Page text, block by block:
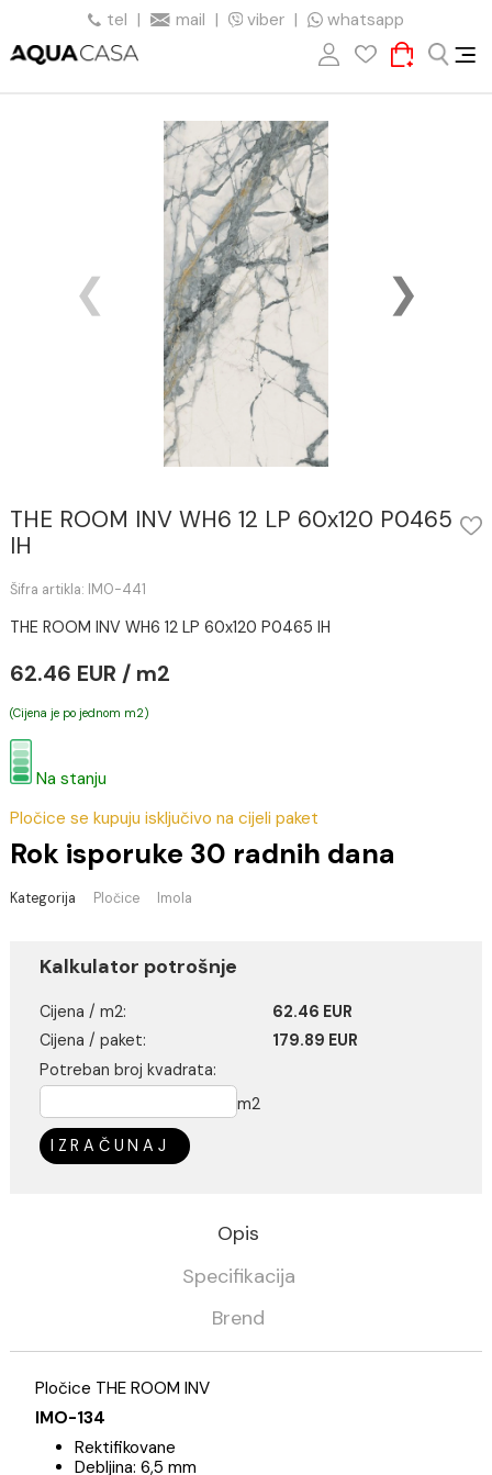
tel | mail | viber | whatsapp
THE ROOM INV WH6 12 LP 60x120
IH
62.46 EUR / m2
(Cijena je po jednom m2)
Na stanju
Pločice se kupuju isključivo na cijeli paket
Rok isporuke 30 radnih dana
Kalkulator potrošnje
Cijena / m2:
Cijena / paket:
IZRAČUNAJ